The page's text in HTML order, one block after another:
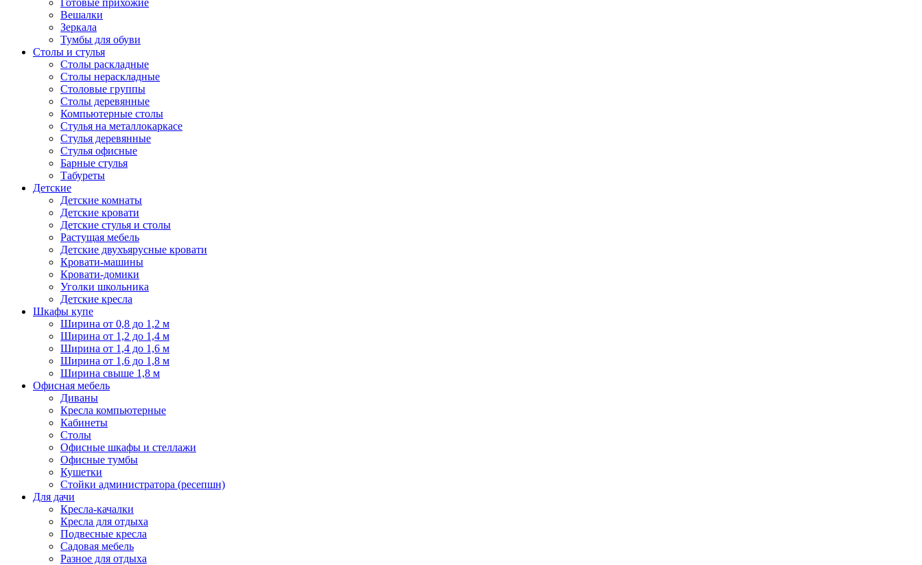
Готовые прихожие
Вешалки
Зеркала
Тумбы для обуви
Столы и стулья
Столы раскладные
Столы нераскладные
Столовые группы
Столы деревянные
Компьютерные столы
Стулья на металлокаркасе
Стулья деревянные
Стулья офисные
Барные стулья
Табуреты
Детские
Детские комнаты
Детские кровати
Детские стулья и столы
Растущая мебель
Детские двухъярусные кровати
Кровати-машины
Кровати-домики
Уголки школьника
Детские кресла
Шкафы купе
Ширина от 0,8 до 1,2 м
Ширина от 1,2 до 1,4 м
Ширина от 1,4 до 1,6 м
Ширина от 1,6 до 1,8 м
Ширина свыше 1,8 м
Офисная мебель
Диваны
Кресла компьютерные
Кабинеты
Столы
Офисные шкафы и стеллажи
Офисные тумбы
Кушетки
Стойки администратора (ресепшн)
Для дачи
Кресла-качалки
Кресла для отдыха
Подвесные кресла
Садовая мебель
Разное для отдыха